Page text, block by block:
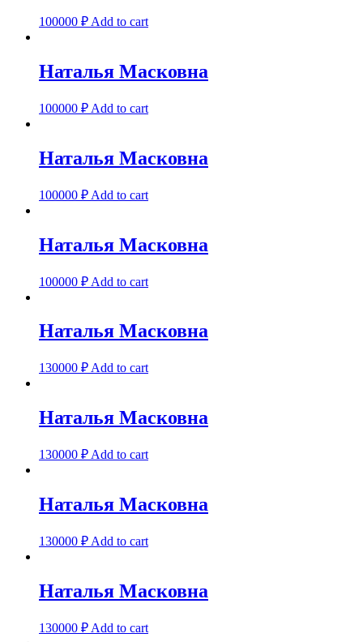
100000 ₽ Add to cart
Наталья Масковна
100000 ₽ Add to cart
Наталья Масковна
100000 ₽ Add to cart
Наталья Масковна
100000 ₽ Add to cart
Наталья Масковна
130000 ₽ Add to cart
Наталья Масковна
130000 ₽ Add to cart
Наталья Масковна
130000 ₽ Add to cart
Наталья Масковна
130000 ₽ Add to cart